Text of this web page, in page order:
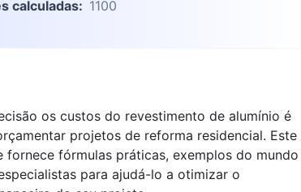
calculadas: 1100
os custos do revestimento de alumínio é
projetos de reforma residencial. Este
fornece fórmulas práticas, exemplos do mundo
para ajudá-lo a otimizar o